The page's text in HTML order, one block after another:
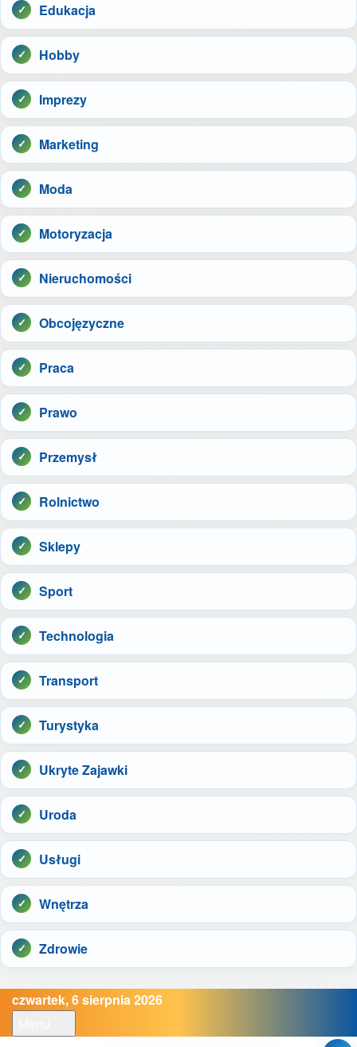
Edukacja
Hobby
Imprezy
Marketing
Moda
Motoryzacja
Nieruchomości
Obcojęzyczne
Praca
Prawo
Przemysł
Rolnictwo
Sklepy
Sport
Technologia
Transport
Turystyka
Ukryte Zajawki
Uroda
Usługi
Wnętrza
Zdrowie
czwartek, 6 sierpnia 2026